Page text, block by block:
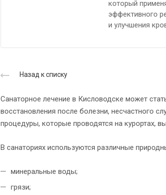
который
эффективного
и улучшения
Назад к списку
Санаторное лечение в Кисловодске может
восстановления после болезни, несчастного
процедуры, которые проводятся на курортах,
В санаториях используются различные
минеральные воды;
грязи;